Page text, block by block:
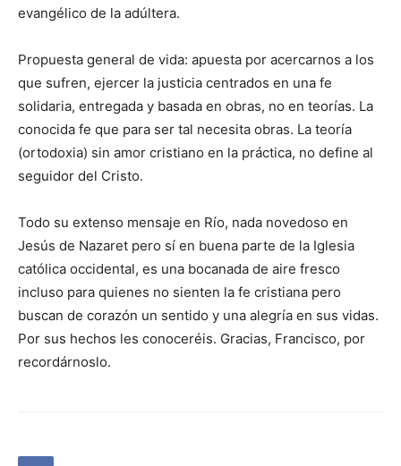
evangélico de la adúltera.
Propuesta general de vida: apuesta por acercarnos a los
que sufren, ejercer la justicia centrados en una fe
solidaria, entregada y basada en obras, no en teorías. La
conocida fe que para ser tal necesita obras. La teoría
(ortodoxia) sin amor cristiano en la práctica, no define al
seguidor del Cristo.
Todo su extenso mensaje en Río, nada novedoso en
Jesús de Nazaret pero sí en buena parte de la Iglesia
católica occidental, es una bocanada de aire fresco
incluso para quienes no sienten la fe cristiana pero
buscan de corazón un sentido y una alegría en sus vidas.
Por sus hechos les conoceréis. Gracias, Francisco, por
recordárnoslo.